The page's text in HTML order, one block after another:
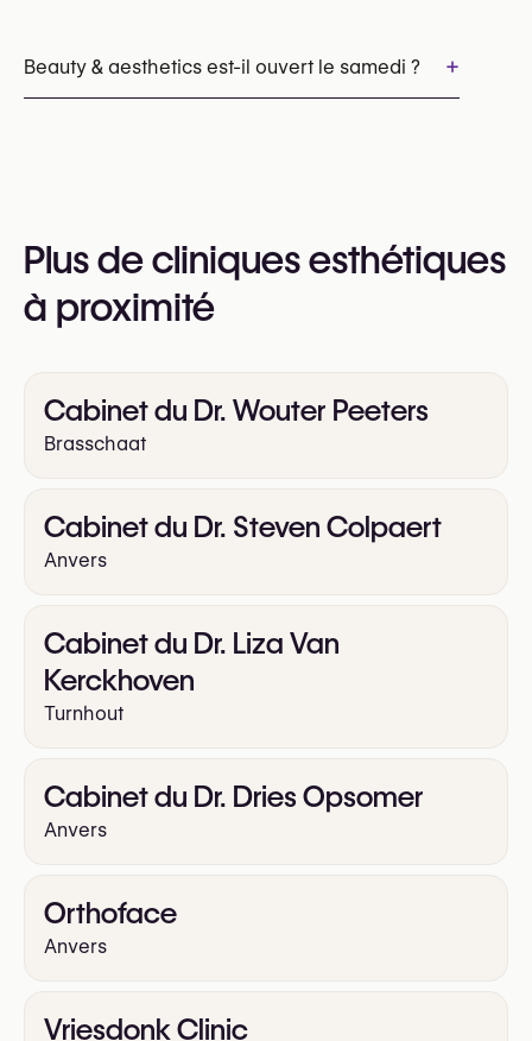
téléphone au
Beauty & aesthetics est-il ouvert le samedi ? +
Plus de cliniques esthétiques
à proximité
Cabinet du Dr. Wouter Peeters
Brasschaat
Cabinet du Dr. Steven Colpaert
Anvers
Cabinet du Dr. Liza Van
Kerckhoven
Turnhout
Cabinet du Dr. Dries Opsomer
Anvers
Orthoface
Anvers
Vriesdonk Clinic